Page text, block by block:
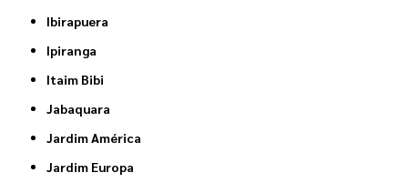
Ibirapuera
Ipiranga
Itaim Bibi
Jabaquara
Jardim América
Jardim Europa